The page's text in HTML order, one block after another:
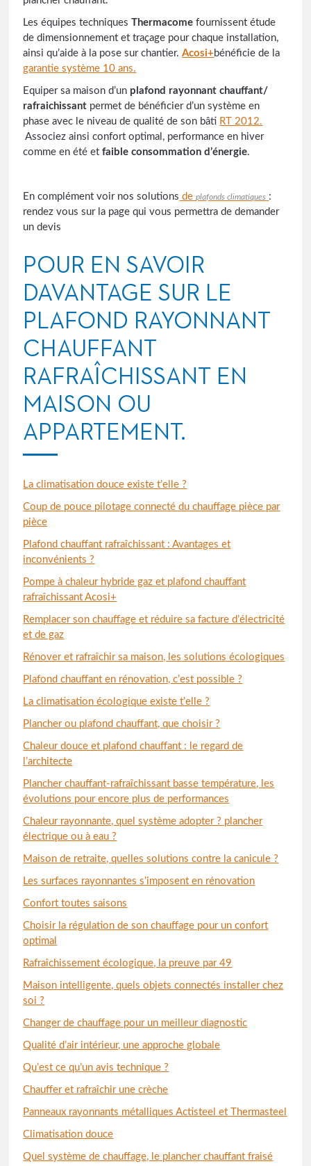
Les équipes techniquesThermacome fournissent étude
de dimensionnement et traçage pour chaque installation,
ainsi qu’aide à la pose sur chantier.Acosi+ bénéficie de la
garantie système 10 ans.
Equiper sa maison d’un plafond rayonnant chauffant/
rafraichissant permet de bénéficier d’un système en
phase avec le niveau de qualité de son bâti RT 2012.
Associez ainsi confort optimal, performance en hiver
comme en été etfaible consommation d’énergie.
En complément voir nos solutions deplafonds climatiques :
rendez vous sur la page qui vous permettra de demander
un devis
POUR EN SAVOIR
DAVANTAGE SUR LE
PLAFOND RAYONNANT
CHAUFFANT
RAFRAÎCHISSANT EN
MAISON OU
APPARTEMENT.
La climatisation douce existe t’elle ?
Coup de pouce pilotage connecté du chauffage pièce par
pièce
Plafond chauffant rafraîchissant : Avantages et
inconvénients ?
Pompe à chaleur hybride gaz et plafond chauffant
rafraîchissant Acosi+
Remplacer son chauffage et réduire sa facture d’électricité
et de gaz
Rénover et rafraîchir sa maison, les solutions écologiques
Plafond chauffant en rénovation, c’est possible ?
La climatisation écologique existe t’elle ?
Plancher ou plafond chauffant, que choisir ?
Chaleur douce et plafond chauffant : le regard de
l’architecte
Plancher chauffant-rafraîchissant basse température, les
évolutions pour encore plus de performances
Chaleur rayonnante, quel système adopter ? plancher
électrique ou à eau ?
Maison de retraite, quelles solutions contre la canicule ?
Les surfaces rayonnantes s’imposent en rénovation
Confort toutes saisons
Choisir la régulation de son chauffage pour un confort
optimal
Rafraîchissement écologique, la preuve par 49
Maison intelligente, quels objets connectés installer chez
soi ?
Changer de chauffage pour un meilleur diagnostic
Qualité d’air intérieur, une approche globale
Qu’est ce qu’un avis technique ?
Chauffer et rafraîchir une crèche
Panneaux rayonnants métalliques Actisteel et Thermasteel
Climatisation douce
Quel système de chauffage, le plancher chauffant fraisé